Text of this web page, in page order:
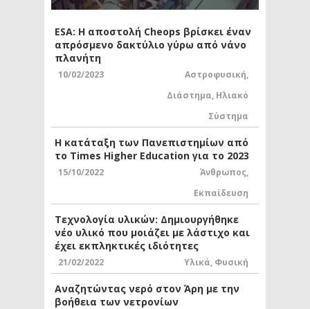
ESA: Η αποστολή Cheops βρίσκει έναν
απρόσμενο δακτύλιο γύρω από νάνο
πλανήτη
10/02/2023 Αστροφυσική,
Διάστημα, Ηλιακό
Σύστημα
Η κατάταξη των Πανεπιστημίων από
το Times Higher Education για το 2023
15/10/2022 Άνθρωπος,
Εκπαίδευση
Τεχνολογία υλικών: Δημιουργήθηκε
νέο υλικό που μοιάζει με λάστιχο και
έχει εκπληκτικές ιδιότητες
21/02/2022 Υλικά, Φυσική
Αναζητώντας νερό στον Άρη με την
βοήθεια των νετρονίων